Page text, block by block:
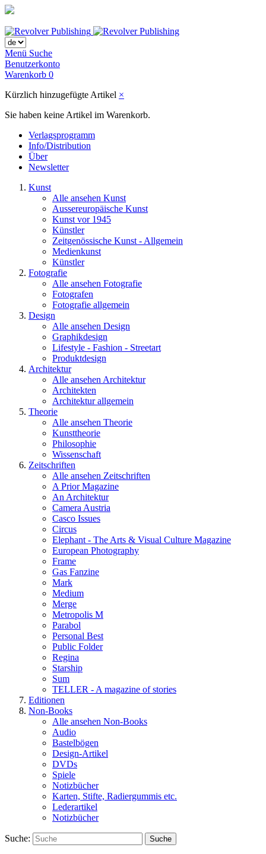
Menü Suche
Benutzerkonto
Warenkorb 0
Kürzlich hinzugefügte Artikel ×
Sie haben keine Artikel im Warenkorb.
Verlagsprogramm
Info/Distribution
Über
Newsletter
Kunst
Alle ansehen Kunst
Aussereuropäische Kunst
Kunst vor 1945
Künstler
Zeitgenössische Kunst - Allgemein
Medienkunst
Künstler
Fotografie
Alle ansehen Fotografie
Fotografen
Fotografie allgemein
Design
Alle ansehen Design
Graphikdesign
Lifestyle - Fashion - Streetart
Produktdesign
Architektur
Alle ansehen Architektur
Architekten
Architektur allgemein
Theorie
Alle ansehen Theorie
Kunsttheorie
Philosophie
Wissenschaft
Zeitschriften
Alle ansehen Zeitschriften
A Prior Magazine
An Architektur
Camera Austria
Casco Issues
Circus
Elephant - The Arts & Visual Culture Magazine
European Photography
Frame
Gas Fanzine
Mark
Medium
Merge
Metropolis M
Parabol
Personal Best
Public Folder
Regina
Starship
Sum
TELLER - A magazine of stories
Editionen
Non-Books
Alle ansehen Non-Books
Audio
Bastelbögen
Design-Artikel
DVDs
Spiele
Notizbücher
Karten, Stifte, Radiergummis etc.
Lederartikel
Notizbücher
Suche: Suche